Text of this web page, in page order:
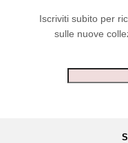
Iscriviti subito per
sulle nuove